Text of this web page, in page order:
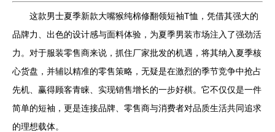
这款男士夏季新款大嘴猴纯棉修翻领短袖T恤，凭借其强大的
品牌力、出色的设计感与面料体验，为夏季男装市场注入了强劲活
力。对于服装零售商来说，抓住厂家批发的机遇，将其纳入夏季核
心货盘，并辅以精准的零售策略，无疑是在激烈的季节竞争中抢占
先机、赢得顾客青睐、实现销售增长的一步好棋。它不仅仅是一件
简单的短袖，更是连接品牌、零售商与消费者对品质生活共同追求
的理想载体。